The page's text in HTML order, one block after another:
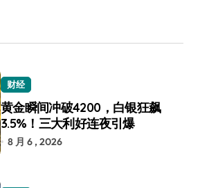
财经
黄金瞬间冲破4200，白银狂飙
3.5%！三大利好连夜引爆
8 月 6 , 2026